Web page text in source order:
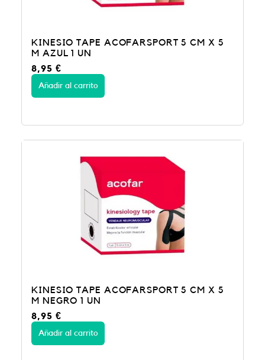
KINESIO TAPE ACOFARSPORT 5 CM X 5
M AZUL 1 UN
8,95 €
Añadir al carrito
KINESIO TAPE ACOFARSPORT 5 CM X 5
M NEGRO 1 UN
8,95 €
Añadir al carrito